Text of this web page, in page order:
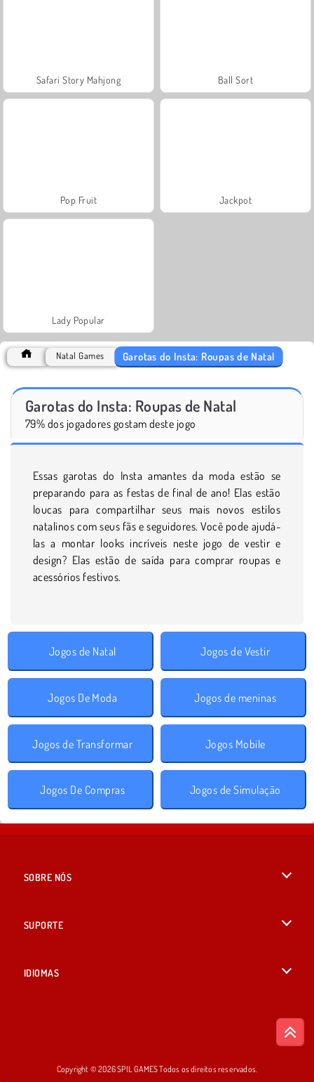
Safari Story Mahjong Ball Sort
Pop Fruit Jackpot
Lady Popular
Natal Games Garotas do Insta: Roupas de Natal
Garotas do Insta: Roupas de Natal
79% dos jogadores gostam deste jogo
Essas garotas do Insta amantes da moda estão se
preparando para as festas de final de ano! Elas estão
loucas para compartilhar seus mais novos estilos
natalinos com seus fãs e seguidores. Você pode ajudá-
las a montar looks incríveis neste jogo de vestir e
design? Elas estão de saída para comprar roupas e
acessórios festivos.
Jogos de Natal Jogos de Vestir
Jogos De Moda Jogos de meninas
Jogos de Transformar Jogos Mobile
Jogos De Compras Jogos de Simulação
SOBRE NÓS
SUPORTE
IDIOMAS
Copyright © 2026 SPIL GAMES Todos os direitos reservados.